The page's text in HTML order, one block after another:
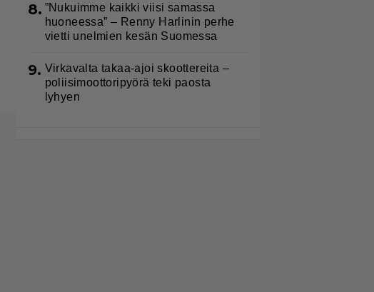
8. ”Nukuimme kaikki viisi samassa
huoneessa” – Renny Harlinin perhe
vietti unelmien kesän Suomessa
9. Virkavalta takaa-ajoi skoottereita –
poliisimoottoripyörä teki paosta
lyhyen